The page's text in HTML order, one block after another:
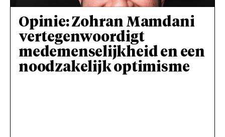
Opinie: Zohran Mamdani
vertegenwoordigt
medemenselijkheid en een
noodzakelijk optimisme